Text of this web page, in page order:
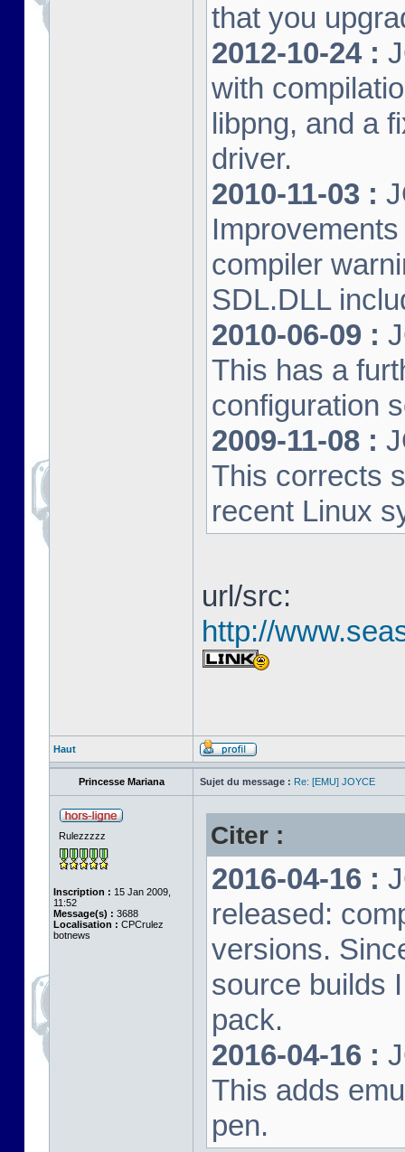
that you
2012-10-24 :
with
libpng, and a
driver.
2010-11-03 :
compiler
SDL.DLL
2010-06-09 :
This has a
configuration
2009-11-08 :
This corrects
recent Linux
url/src:
http://
Haut
Princesse Mariana Sujet du message : Re: [EMU] JOYCE
Rulezzzzz
Inscription : 15 Jan 2009,
11:52
Message(s) : 3688
Localisation : CPCrulez
botnews
Citer :
2016-04-16 :
released:
versions.
source builds
pack.
2016-04-16 :
This adds
pen.